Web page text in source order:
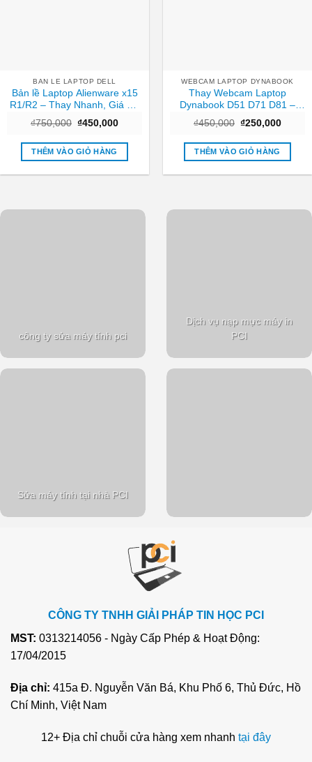
BAN LE LAPTOP DELL
Bản lề Laptop Alienware x15
R1/R2 – Thay Nhanh, Giá Rẻ
₫750,000 Giá
là:
₫750,000.
₫450,000Giá
tại
₫450,000.
THÊM VÀO GIỎ HÀNG
WEBCAM LAPTOP DYNABOOK
Thay Webcam Laptop
Dynabook D51 D71 D81 –
TPHCM
₫450,000 Giá
là:
₫450,000.
₫250,000Giá
tại
THÊM VÀO GIỎ HÀNG
công ty sửa máy tính pci
Dịch vụ nạp mực máy in
PCI
Sửa máy tính tại nhà PCI
CÔNG TY TNHH GIẢI PHÁP TIN HỌC PCI
MST: 0313214056 - Ngày Cấp Phép & Hoạt Động:
17/04/2015
Địa chỉ: 415a Đ. Nguyễn Văn Bá, Khu Phố 6, Thủ Đức, Hồ
Chí Minh, Việt Nam
12+ Địa chỉ chuỗi cửa hàng xem nhanh tại đây